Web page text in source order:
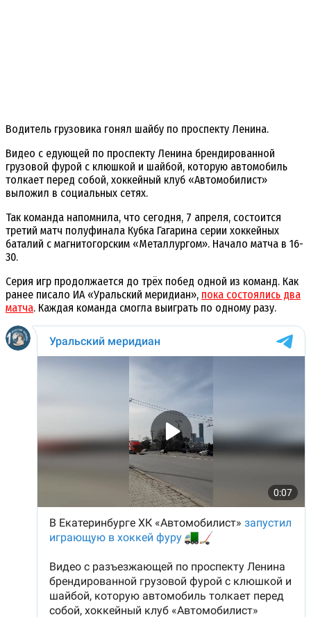
Водитель грузовика гонял шайбу по проспекту Ленина.
Видео с едующей по проспекту Ленина брендированной
грузовой фурой с клюшкой и шайбой, которую автомобиль
толкает перед собой, хоккейный клуб «Автомобилист»
выложил в социальных сетях.
Так команда напомнила, что сегодня, 7 апреля, состоится
третий матч полуфинала Кубка Гагарина серии хоккейных
баталий с магнитогорским «Металлургом». Начало матча в 16-
30.
Серия игр продолжается до трёх побед одной из команд. Как
ранее писало ИА «Уральский меридиан», пока состоялись два
матча. Каждая команда смогла выиграть по одному разу.